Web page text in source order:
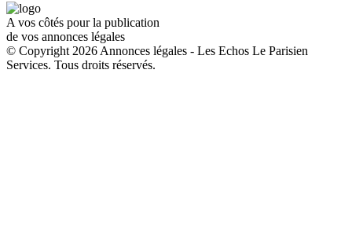
A vos côtés pour la publication
de vos annonces légales
© Copyright 2026 Annonces légales - Les Echos Le Parisien
Services. Tous droits réservés.